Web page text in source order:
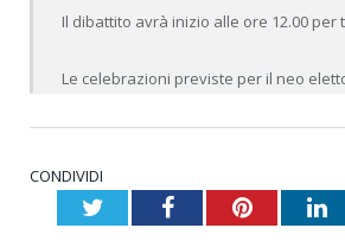
Il dibattito avrà inizio alle ore 12.00
CONDIVIDI
TwitterFacebookPinterest